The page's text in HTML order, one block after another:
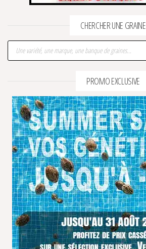
CHERCHER UNE GRAINE
Recherche de produits
PROMO EXCLUSIVE